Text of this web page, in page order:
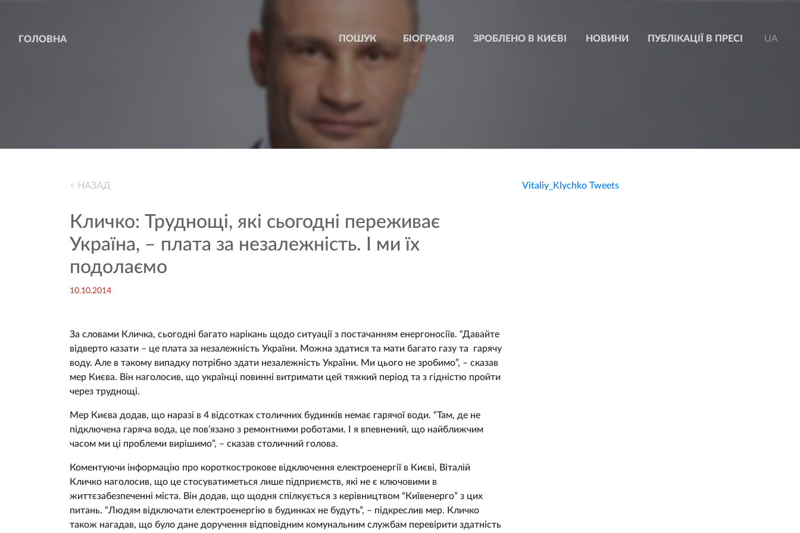
ГОЛОВНА БІОГРАФІЯ ЗРОБЛЕНО В КИЄВІ НОВИНИ ПУБЛІКАЦІЇ В ПРЕСІ UA
< НАЗАД
Кличко: Труднощі, які сьогодні переживає
Україна, – плата за незалежність. І ми їх
подолаємо
10.10.2014
За словами Кличка, сьогодні багато нарікань щодо ситуації з постачанням енергоносіїв. “Давайте
відверто казати – це плата за незалежність України. Можна здатися та мати багато газу та гарячу
воду. Але в такому випадку потрібно здати незалежність України. Ми цього не зробимо”, – сказав
мер Києва. Він наголосив, що українці повинні витримати цей тяжкий період та з гідністю пройти
через труднощі.
Мер Києва додав, що наразі в 4 відсотках столичних будинків немає гарячої води. “Там, де не
підключена гаряча вода, це пов’язано з ремонтними роботами. І я впевнений, що найближчим
часом ми ці проблеми вирішимо”, – сказав столичний голова.
Коментуючи інформацію про короткострокове відключення електроенергії в Києві, Віталій
Кличко наголосив, що це стосуватиметься лише підприємств, які не є ключовими в
життєзабезпеченні міста. Він додав, що щодня спілкується з керівництвом “Київенерго” з цих
питань. “Людям відключати електроенергію в будинках не будуть”, – підкреслив мер. Кличко
також нагадав, що було дане доручення відповідним комунальним службам перевірити здатність
Vitaliy_Klychko Tweets